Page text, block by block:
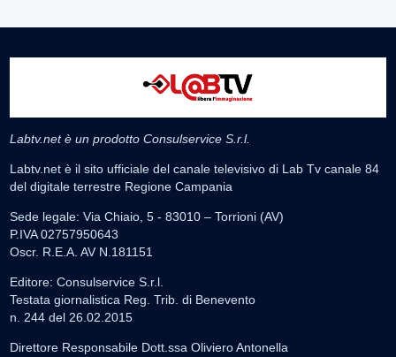
Labtv.net è un prodotto Consulservice S.r.l.
Labtv.net è il sito ufficiale del canale televisivo di Lab Tv canale 84
del digitale terrestre Regione Campania
Sede legale: Via Chiaio, 5 - 83010 – Torrioni (AV)
P.IVA 02757950643
Oscr. R.E.A. AV N.181151
Editore: Consulservice S.r.l.
Testata giornalistica Reg. Trib. di Benevento
n. 244 del 26.02.2015
Direttore Responsabile Dott.ssa Oliviero Antonella